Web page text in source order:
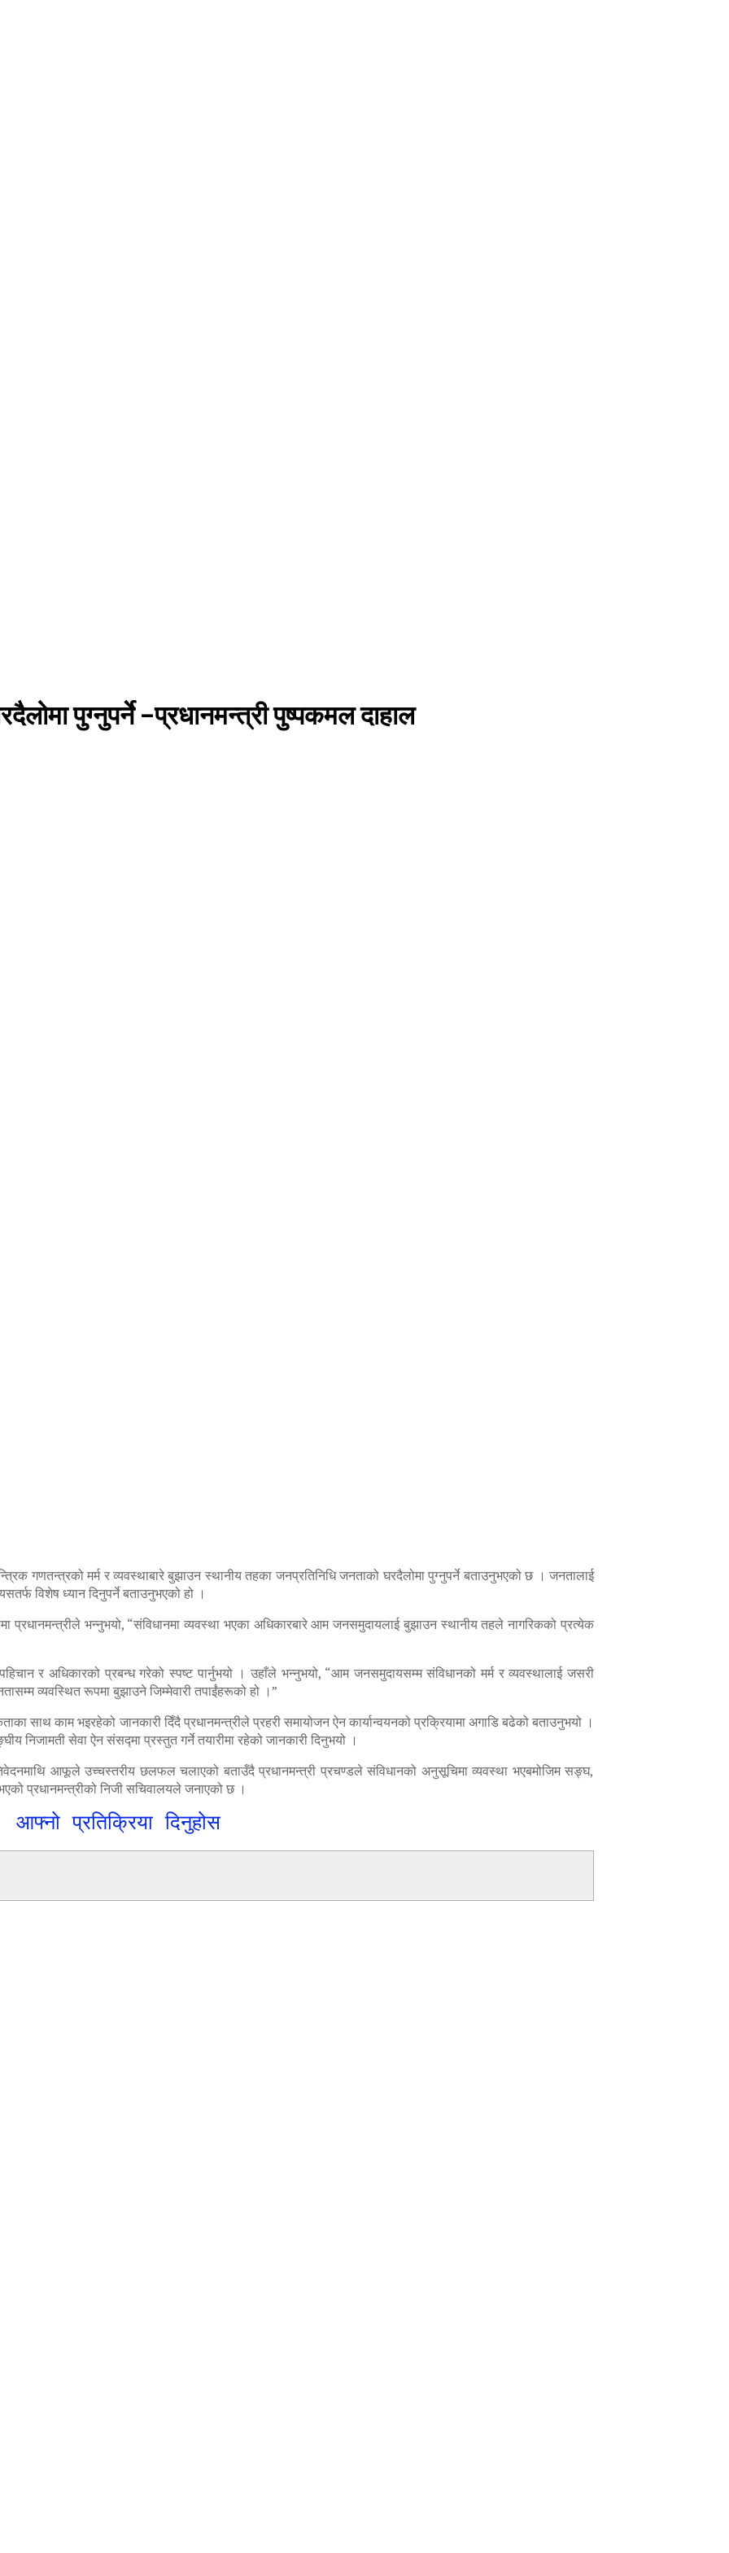
पुग्नुपर्ने –प्रधानमन्त्री पुष्पकमल दाहाल
गणतन्त्रको मर्म र व्यवस्थाबारे बुझाउन स्थानीय तहका जनप्रतिनिधि जनताको घरदैलोमा पुग्नुपर्ने बताउनुभएको छ । जनतालाई
विशेष ध्यान दिनुपर्ने बताउनुभएको हो ।
भन्नुभयो, “संविधानमा व्यवस्था भएका अधिकारबारे आम जनसमुदायलाई बुझाउन स्थानीय तहले नागरिकको प्रत्येक
र अधिकारको प्रबन्ध गरेको स्पष्ट पार्नुभयो । उहाँले भन्नुभयो, “आम जनसमुदायसम्म संविधानको मर्म र व्यवस्थालाई जसरी
व्यवस्थित रूपमा बुझाउने जिम्मेवारी तपाईंहरूको हो ।”
साथ काम भइरहेको जानकारी दिँदै प्रधानमन्त्रीले प्रहरी समायोजन ऐन कार्यान्वयनको प्रक्रियामा अगाडि बढेको बताउनुभयो ।
निजामती सेवा ऐन संसद्मा प्रस्तुत गर्ने तयारीमा रहेको जानकारी दिनुभयो ।
आफूले उच्चस्तरीय छलफल चलाएको बताउँदै प्रधानमन्त्री प्रचण्डले संविधानको अनुसूचिमा व्यवस्था भएबमोजिम सङ्घ,
प्रधानमन्त्रीको निजी सचिवालयले जनाएको छ ।
आफ्नो प्रतिक्रिया दिनुहोस